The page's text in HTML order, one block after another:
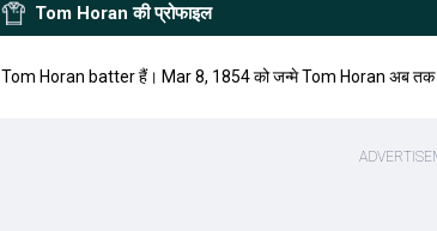
Tom Horan की प्रोफाइल
Tom Horan batter हैं। Mar 8, 1854 को जन्मे Tom Horan अब तक